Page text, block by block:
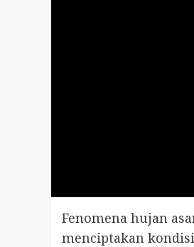
Fenomena hujan
menciptakan